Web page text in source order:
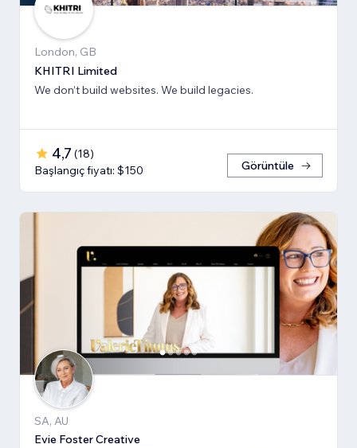
London, GB
KHITRI Limited
We don’t build websites. We build legacies.
4,7 (18)
Başlangıç fiyatı: $150
Görüntüle
SA, AU
Evie Foster Creative